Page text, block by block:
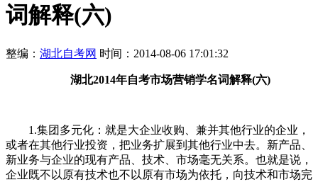
词解释(六)
整编： 湖北自考网 时间：2014-08-06 17:01:32
湖北2014年自考市场营销学名词解释(六)
1.集团多元化：就是大企业收购、兼并其他行业的企业，
或者在其他行业投资，把业务扩展到其他行业中去。新产品、
新业务与企业的现有产品、技术、市场毫无关系。也就是说，
企业既不以原有技术也不以原有市场为依托，向技术和市场完